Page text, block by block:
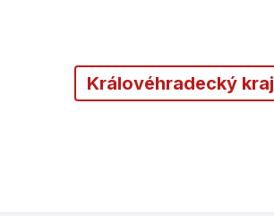
Královéhradecký kraj